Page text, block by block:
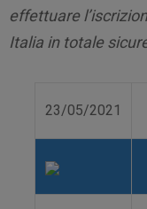
effettuare
Italia in totale
23/05/2021